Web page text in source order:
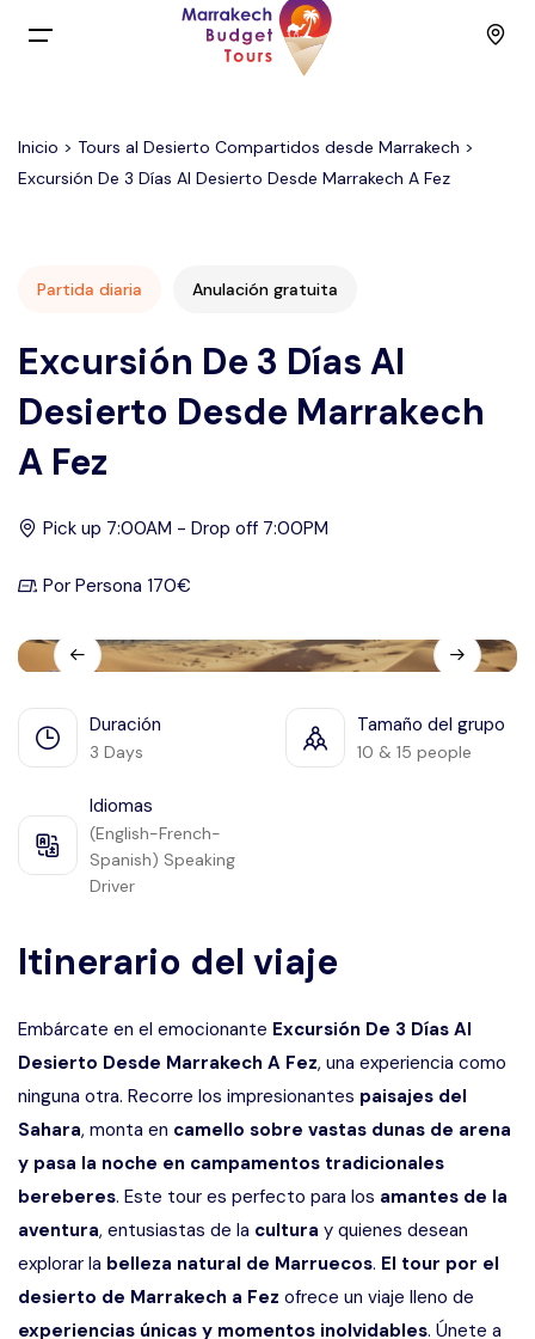
Inicio
Excursiones
Actividades
Viajes económicos
Français
Spain
Inicio > Tours al Desierto Compartidos desde Marrakech >
Excursión De 3 Días Al Desierto Desde Marrakech A Fez
Partida diaria Anulación gratuita
Excursión De 3 Días Al
Desierto Desde Marrakech
A Fez
Pick up 7:00AM - Drop off 7:00PM
Por Persona 170€
Duración
3 Days
Tamaño del grupo
10 & 15 people
Idiomas
(English-French-
Spanish) Speaking
Driver
Itinerario del viaje
Embárcate en el emocionante Excursión De 3 Días Al
Desierto Desde Marrakech A Fez, una experiencia como
ninguna otra. Recorre los impresionantes paisajes del
Sahara, monta en camello sobre vastas dunas de arena
y pasa la noche en campamentos tradicionales
bereberes. Este tour es perfecto para los amantes de la
aventura, entusiastas de la cultura y quienes desean
explorar la belleza natural de Marruecos. El tour por el
desierto de Marrakech a Fez ofrece un viaje lleno de
experiencias únicas y momentos inolvidables. Únete a